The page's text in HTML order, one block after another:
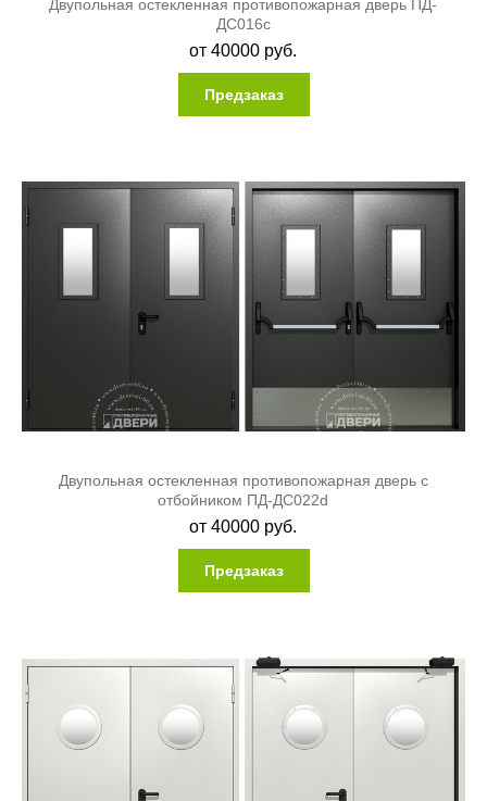
Двупольная остекленная противопожарная дверь ПД-
ДC016c
от40000 руб.
Предзаказ
Двупольная остекленная противопожарная дверь с
отбойником ПД-ДС022d
от40000 руб.
Предзаказ